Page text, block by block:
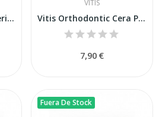
Algasiv Dentadura Inferior 30u
VITIS
Vitis Orthodontic Cera Protectora de Rozaduras...
7,90 €
Fuera De Stock